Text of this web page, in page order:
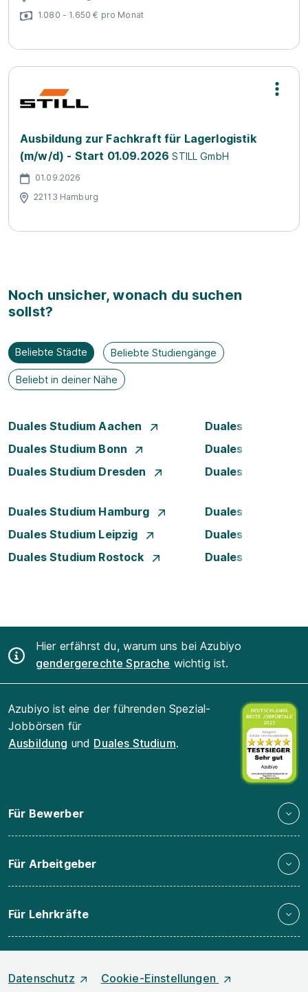
1.080 - 1.650 € pro Monat
Ausbildung zur Fachkraft für Lagerlogistik
(m/w/d) - Start 01.09.2026 STILL GmbH
01.09.2026
22113 Hamburg
Noch unsicher, wonach du suchen
sollst?
Beliebte Städte Beliebte Studiengänge
Beliebt in deiner Nähe
Duales Studium Aachen
Duales Studium
Duales Studium Bonn
Duales Studium
Duales Studium Dresden
Duales Studium
Duales Studium Hamburg
Duales Studium
Duales Studium Leipzig
Duales Studium
Duales Studium Rostock
Duales Studium
Hier erfährst du, warum uns bei Azubiyo
gendergerechte Sprache wichtig ist.
Azubiyo ist eine der führenden Spezial-
Jobbörsen für
Ausbildung und Duales Studium.
Für Bewerber
Für Arbeitgeber
Für Lehrkräfte
Datenschutz Cookie-Einstellungen